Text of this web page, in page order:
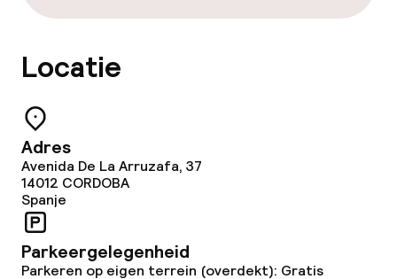
Lunch à la carte
Diner à la carte
Locatie
Adres
Avenida De La Arruzafa, 37
14012 CORDOBA
Spanje
Parkeergelegenheid
Parkeren op eigen terrein (overdekt): Gratis